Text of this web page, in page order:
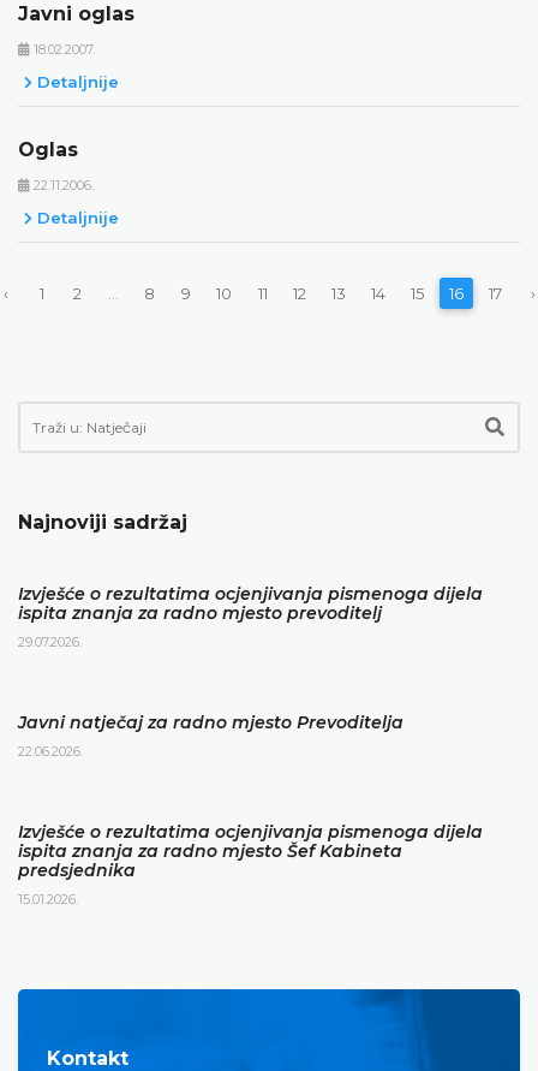
Javni oglas
18.02.2007.
Detaljnije
Oglas
22.11.2006.
Detaljnije
‹ 1 2 8 9 10 11 12 13 14 15 16 17 ›
Najnoviji sadržaj
Izvješće o rezultatima ocjenjivanja pismenoga dijela
ispita znanja za radno mjesto prevoditelj
29.07.2026.
Javni natječaj za radno mjesto Prevoditelja
22.06.2026.
Izvješće o rezultatima ocjenjivanja pismenoga dijela
ispita znanja za radno mjesto Šef Kabineta
predsjednika
15.01.2026.
Kontakt